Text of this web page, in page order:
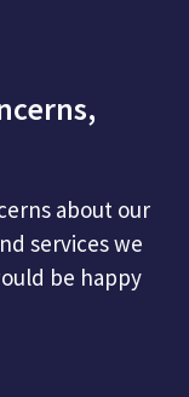
about our
services we
be happy